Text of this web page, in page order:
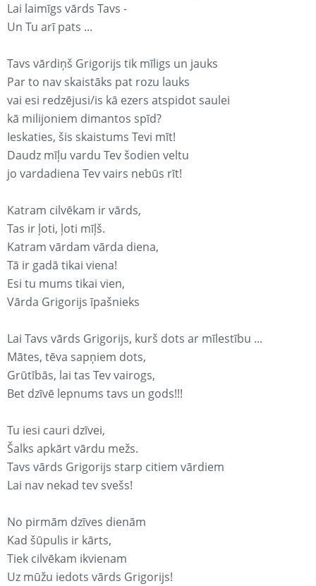
Lai laimīgs vārds Tavs -
Un Tu arī pats ...
Tavs vārdiņš Grigorijs tik mīligs un jauks
Par to nav skaistāks pat rozu lauks
vai esi redzējusi/is kā ezers atspidot saulei
kā milijoniem dimantos spīd?
Ieskaties, šis skaistums Tevi mīt!
Daudz mīļu vardu Tev šodien veltu
jo vardadiena Tev vairs nebūs rīt!
Katram cilvēkam ir vārds,
Tas ir ļoti, ļoti mīļš.
Katram vārdam vārda diena,
Tā ir gadā tikai viena!
Esi tu mums tikai vien,
Vārda Grigorijs īpašnieks
Lai Tavs vārds Grigorijs, kurš dots ar mīlestību ...
Mātes, tēva sapņiem dots,
Grūtībās, lai tas Tev vairogs,
Bet dzīvē lepnums tavs un gods!!!
Tu iesi cauri dzīvei,
Šalks apkārt vārdu mežs.
Tavs vārds Grigorijs starp citiem vārdiem
Lai nav nekad tev svešs!
No pirmām dzīves dienām
Kad šūpulis ir kārts,
Tiek cilvēkam ikvienam
Uz mūžu iedots vārds Grigorijs!